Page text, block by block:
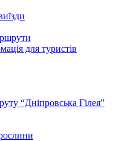
для туристів
“Дніпровська Гілея”